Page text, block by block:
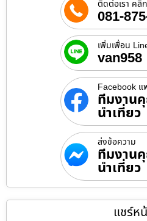
ติดต่อเรา คลิก
081-
เพิ่มเพื่อน
van958
Facebook แ
ทีมงาน
นำเที่ยว
ส่งข้อความ
ทีมงาน
นำเที่ยว
แชร์ห